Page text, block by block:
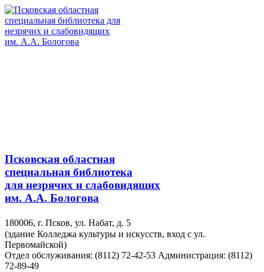
Псковская областная
специальная библиотека
для незрячих и слабовидящих
им. А.А. Бологова
180006, г. Псков, ул. Набат, д. 5
(здание Колледжа культуры и искусств, вход с ул.
Первомайской)
Отдел обслуживания: (8112) 72-42-53 Администрация: (8112)
72-89-49